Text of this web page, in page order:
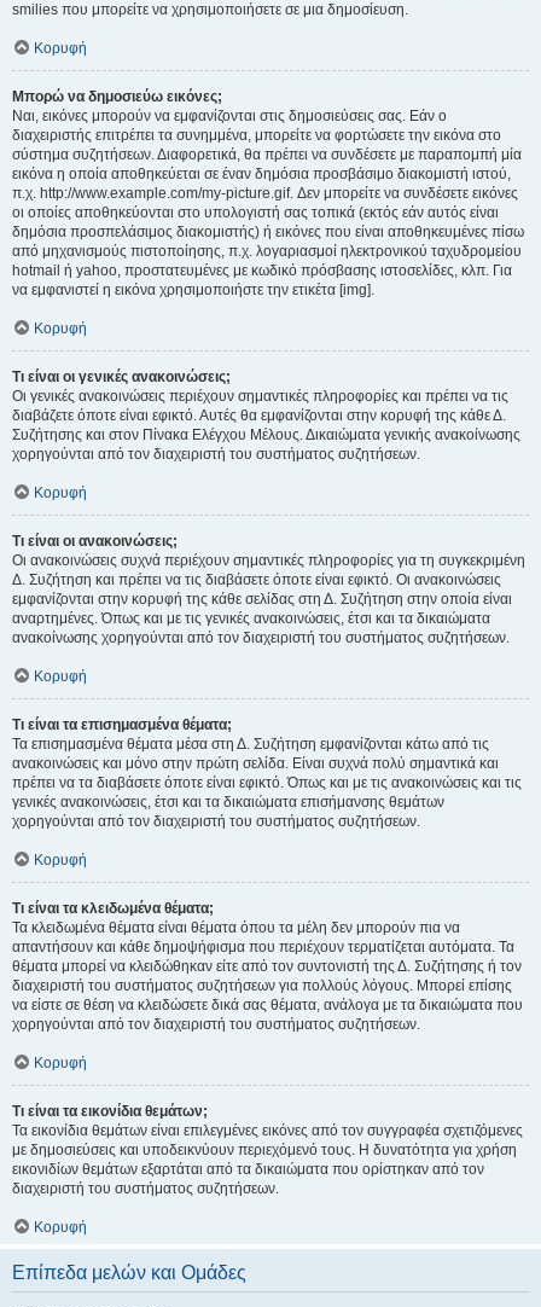
smilies που μπορείτε να χρησιμοποιήσετε σε μια δημοσίευση.
Κορυφή
Μπορώ να δημοσιεύω εικόνες;
Ναι, εικόνες μπορούν να εμφανίζονται στις δημοσιεύσεις σας. Εάν ο
διαχειριστής επιτρέπει τα συνημμένα, μπορείτε να φορτώσετε την εικόνα στο
σύστημα συζητήσεων. Διαφορετικά, θα πρέπει να συνδέσετε με παραπομπή μία
εικόνα η οποία αποθηκεύεται σε έναν δημόσια προσβάσιμο διακομιστή ιστού,
π.χ. http://www.example.com/my-picture.gif. Δεν μπορείτε να συνδέσετε εικόνες
οι οποίες αποθηκεύονται στο υπολογιστή σας τοπικά (εκτός εάν αυτός είναι
δημόσια προσπελάσιμος διακομιστής) ή εικόνες που είναι αποθηκευμένες πίσω
από μηχανισμούς πιστοποίησης, π.χ. λογαριασμοί ηλεκτρονικού ταχυδρομείου
hotmail ή yahoo, προστατευμένες με κωδικό πρόσβασης ιστοσελίδες, κλπ. Για
να εμφανιστεί η εικόνα χρησιμοποιήστε την ετικέτα [img].
Κορυφή
Τι είναι οι γενικές ανακοινώσεις;
Οι γενικές ανακοινώσεις περιέχουν σημαντικές πληροφορίες και πρέπει να τις
διαβάζετε όποτε είναι εφικτό. Αυτές θα εμφανίζονται στην κορυφή της κάθε Δ.
Συζήτησης και στον Πίνακα Ελέγχου Μέλους. Δικαιώματα γενικής ανακοίνωσης
χορηγούνται από τον διαχειριστή του συστήματος συζητήσεων.
Κορυφή
Τι είναι οι ανακοινώσεις;
Οι ανακοινώσεις συχνά περιέχουν σημαντικές πληροφορίες για τη συγκεκριμένη
Δ. Συζήτηση και πρέπει να τις διαβάσετε όποτε είναι εφικτό. Οι ανακοινώσεις
εμφανίζονται στην κορυφή της κάθε σελίδας στη Δ. Συζήτηση στην οποία είναι
αναρτημένες. Όπως και με τις γενικές ανακοινώσεις, έτσι και τα δικαιώματα
ανακοίνωσης χορηγούνται από τον διαχειριστή του συστήματος συζητήσεων.
Κορυφή
Τι είναι τα επισημασμένα θέματα;
Τα επισημασμένα θέματα μέσα στη Δ. Συζήτηση εμφανίζονται κάτω από τις
ανακοινώσεις και μόνο στην πρώτη σελίδα. Είναι συχνά πολύ σημαντικά και
πρέπει να τα διαβάσετε όποτε είναι εφικτό. Όπως και με τις ανακοινώσεις και τις
γενικές ανακοινώσεις, έτσι και τα δικαιώματα επισήμανσης θεμάτων
χορηγούνται από τον διαχειριστή του συστήματος συζητήσεων.
Κορυφή
Τι είναι τα κλειδωμένα θέματα;
Τα κλειδωμένα θέματα είναι θέματα όπου τα μέλη δεν μπορούν πια να
απαντήσουν και κάθε δημοψήφισμα που περιέχουν τερματίζεται αυτόματα. Τα
θέματα μπορεί να κλειδώθηκαν είτε από τον συντονιστή της Δ. Συζήτησης ή τον
διαχειριστή του συστήματος συζητήσεων για πολλούς λόγους. Μπορεί επίσης
να είστε σε θέση να κλειδώσετε δικά σας θέματα, ανάλογα με τα δικαιώματα που
χορηγούνται από τον διαχειριστή του συστήματος συζητήσεων.
Κορυφή
Τι είναι τα εικονίδια θεμάτων;
Τα εικονίδια θεμάτων είναι επιλεγμένες εικόνες από τον συγγραφέα σχετιζόμενες
με δημοσιεύσεις και υποδεικνύουν περιεχόμενό τους. Η δυνατότητα για χρήση
εικονιδίων θεμάτων εξαρτάται από τα δικαιώματα που ορίστηκαν από τον
διαχειριστή του συστήματος συζητήσεων.
Κορυφή
Επίπεδα μελών και Ομάδες